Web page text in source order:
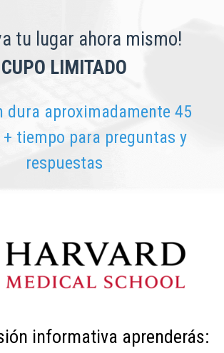
tu lugar ahora mismo!
CUPO LIMITADO
dura aproximadamente 45
tiempo para preguntas y
respuestas
informativa aprenderás: